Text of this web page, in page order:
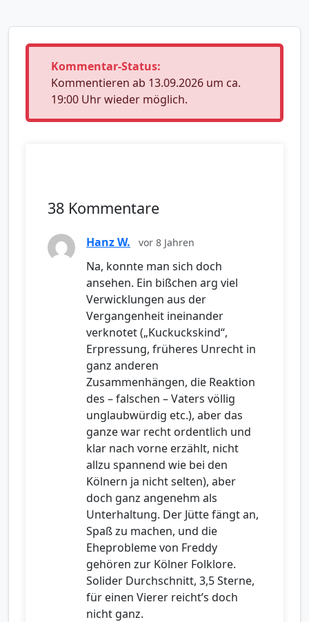
Kommentar-Status:
Kommentieren ab 13.09.2026 um ca.
19:00 Uhr wieder möglich.
38 Kommentare
Hanz W. vor 8 Jahren
Na, konnte man sich doch
ansehen. Ein bißchen arg viel
Verwicklungen aus der
Vergangenheit ineinander
verknotet („Kuckuckskind“,
Erpressung, früheres Unrecht in
ganz anderen
Zusammenhängen, die Reaktion
des – falschen – Vaters völlig
unglaubwürdig etc.), aber das
ganze war recht ordentlich und
klar nach vorne erzählt, nicht
allzu spannend wie bei den
Kölnern ja nicht selten), aber
doch ganz angenehm als
Unterhaltung. Der Jütte fängt an,
Spaß zu machen, und die
Eheprobleme von Freddy
gehören zur Kölner Folklore.
Solider Durchschnitt, 3,5 Sterne,
für einen Vierer reicht’s doch
nicht ganz.